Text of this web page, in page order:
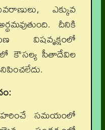
ఎక్కువ
దీనికి
కౌసల్య సీతాదేవిల
హరించే సమయంలో